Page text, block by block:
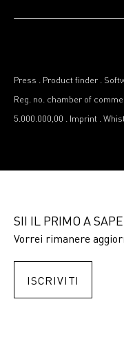
Press Product finder
Reg. no. chamber of
5.000.000,00 Imprint
SII IL PRIMO A
Vorrei rimanere
ISCRIVITI